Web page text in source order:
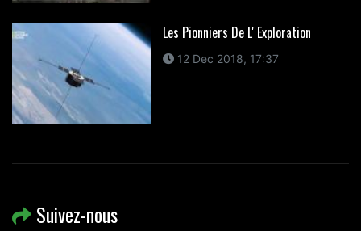
Les Pionniers De L' Exploration
12 Dec 2018, 17:37
Suivez-nous